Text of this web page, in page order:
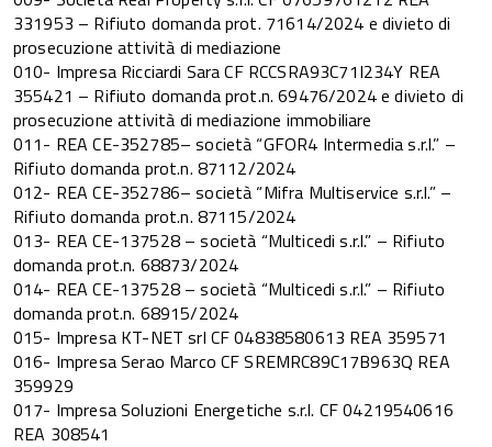
331953 – Rifiuto domanda prot. 71614/2024 e divieto di
prosecuzione attività di mediazione
010- Impresa Ricciardi Sara CF RCCSRA93C71I234Y REA
355421 – Rifiuto domanda prot.n. 69476/2024 e divieto di
prosecuzione attività di mediazione immobiliare
011- REA CE-352785– società “GFOR4 Intermedia s.r.l.” –
Rifiuto domanda prot.n. 87112/2024
012- REA CE-352786– società “Mifra Multiservice s.r.l.” –
Rifiuto domanda prot.n. 87115/2024
013- REA CE-137528 – società “Multicedi s.r.l.” – Rifiuto
domanda prot.n. 68873/2024
014- REA CE-137528 – società “Multicedi s.r.l.” – Rifiuto
domanda prot.n. 68915/2024
015- Impresa KT-NET srl CF 04838580613 REA 359571
016- Impresa Serao Marco CF SREMRC89C17B963Q REA
359929
017- Impresa Soluzioni Energetiche s.r.l. CF 04219540616
REA 308541